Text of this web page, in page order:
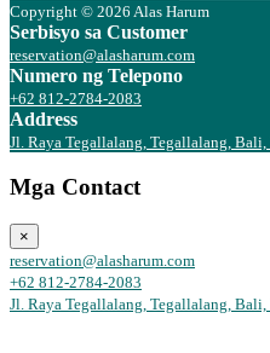
Copyright © 2026 Alas Harum
Serbisyo sa Customer
reservation@alasharum.com
Numero ng Telepono
+62 812-2784-2083
Address
Jl. Raya Tegallalang, Tegallalang, Bali,
Mga Contact
×
reservation@alasharum.com
+62 812-2784-2083
Jl. Raya Tegallalang, Tegallalang, Bali,